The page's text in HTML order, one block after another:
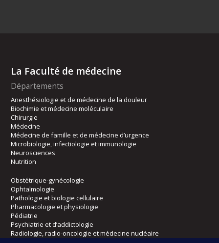
La Faculté de médecine
Départements
Anesthésiologie et de médecine de la douleur
Biochimie et médecine moléculaire
Chirurgie
Médecine
Médecine de famille et de médecine d’urgence
Microbiologie, infectiologie et immunologie
Neurosciences
Nutrition
Obstétrique-gynécologie
Ophtalmologie
Pathologie et biologie cellulaire
Pharmacologie et physiologie
Pédiatrie
Psychiatrie et d’addictologie
Radiologie, radio-oncologie et médecine nucléaire